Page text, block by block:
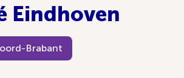
Eindhoven
Brabant